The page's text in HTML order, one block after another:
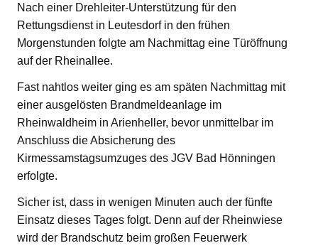
Nach einer Drehleiter-Unterstützung für den
Rettungsdienst in Leutesdorf in den frühen
Morgenstunden folgte am Nachmittag eine Türöffnung
auf der Rheinallee.
Fast nahtlos weiter ging es am späten Nachmittag mit
einer ausgelösten Brandmeldeanlage im
Rheinwaldheim in Arienheller, bevor unmittelbar im
Anschluss die Absicherung des
Kirmessamstagsumzuges des JGV Bad Hönningen
erfolgte.
Sicher ist, dass in wenigen Minuten auch der fünfte
Einsatz dieses Tages folgt. Denn auf der Rheinwiese
wird der Brandschutz beim großen Feuerwerk